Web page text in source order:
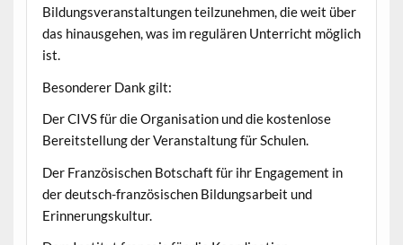
Bildungsveranstaltungen teilzunehmen, die weit über
das hinausgehen, was im regulären Unterricht möglich
ist.
Besonderer Dank gilt:
Der CIVS für die Organisation und die kostenlose
Bereitstellung der Veranstaltung für Schulen.
Der Französischen Botschaft für ihr Engagement in
der deutsch-französischen Bildungsarbeit und
Erinnerungskultur.